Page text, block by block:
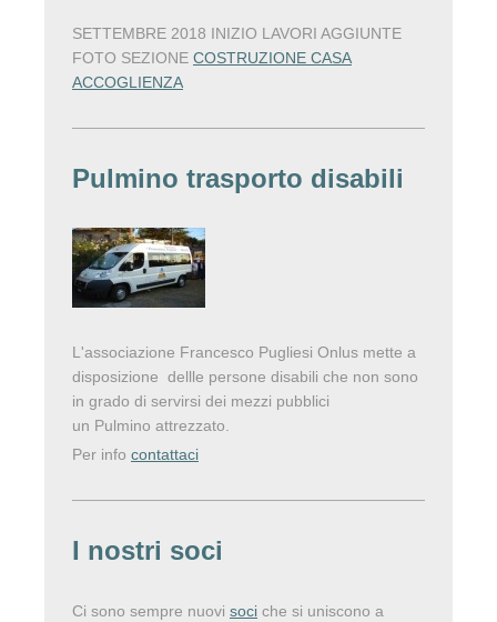
SETTEMBRE 2018 INIZIO LAVORI AGGIUNTE
FOTO SEZIONE COSTRUZIONE CASA
ACCOGLIENZA
Pulmino trasporto disabili
L'associazione Francesco Pugliesi Onlus mette a
disposizione dellle persone disabili che non sono
in grado di servirsi dei mezzi pubblici
un Pulmino attrezzato.
Per info contattaci
I nostri soci
Ci sono sempre nuovi soci che si uniscono a